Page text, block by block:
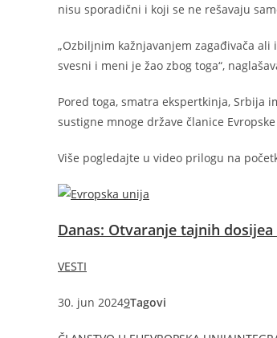
nisu sporadični i koji se ne rešavaju
„Ozbiljnim kažnjavanjem zagađivača
svesni i meni je žao zbog toga“,
Pored toga, smatra ekspertkinja, Srbija
sustigne mnoge države članice
Više pogledajte u video prilogu na
Danas: Otvaranje tajnih
VESTI
30. jun 20249Tagovi